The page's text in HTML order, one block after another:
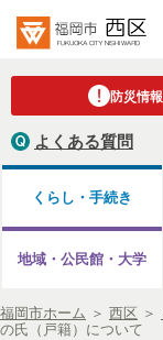
防災情報
よくある質問
くらし・手続き
地域・公民館・大学
福岡市ホーム ＞ 西区 ＞
の氏（戸籍）について